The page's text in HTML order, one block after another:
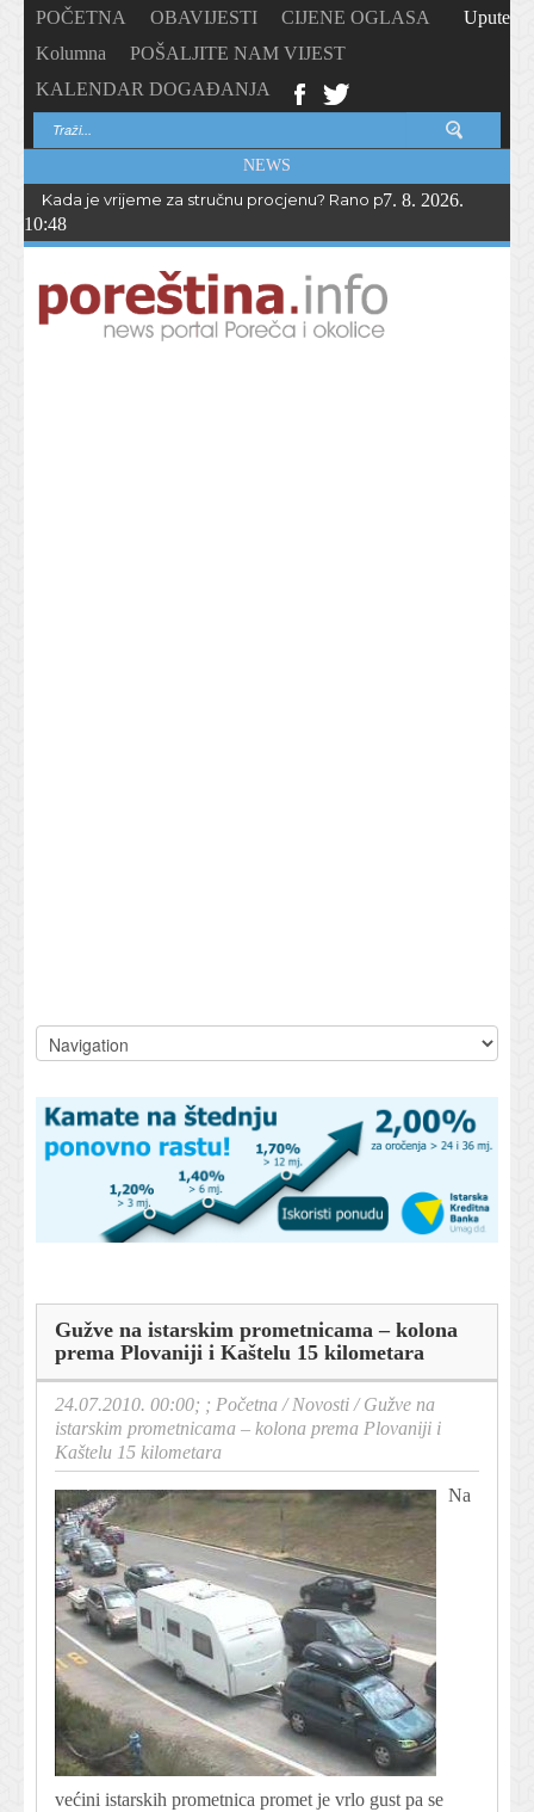
POČETNA OBAVIJESTI
CIJENE OGLASA
Kolumna
POŠALJITE NAM VIJEST
KALENDAR DOGAĐANJA
Upute
NEWS
Kada je vrijeme za stručnu procjenu? Rano prepoznavanje
7. 8. 2026.
10:48
Gužve na istarskim prometnicama – kolona
prema Plovaniji i Kaštelu 15 kilometara
24.07.2010. 00:00; ; Početna /Novosti /Gužve na
istarskim prometnicama – kolona prema Plovaniji i
Kaštelu 15 kilometara
Na
većini istarskih prometnica promet je vrlo gust pa se